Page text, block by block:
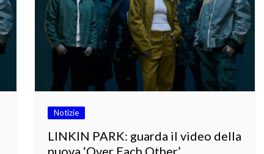
Notizie
LINKIN PARK: guarda il video della
nuova ‘Over Each Other’